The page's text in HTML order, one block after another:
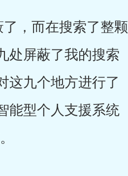
，而在搜索了整颗
处屏蔽了我的搜索
这九个地方进行了
能型个人支援系统